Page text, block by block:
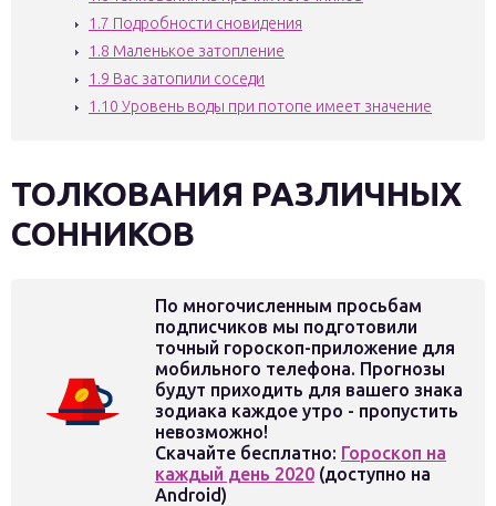
1.7 Подробности сновидения
1.8 Маленькое затопление
1.9 Вас затопили соседи
1.10 Уровень воды при потопе имеет значение
ТОЛКОВАНИЯ РАЗЛИЧНЫХ
СОННИКОВ
По многочисленным просьбам
подписчиков мы подготовили
точный гороскоп-приложение для
мобильного телефона. Прогнозы
будут приходить для вашего знака
зодиака каждое утро - пропустить
невозможно!
Скачайте бесплатно: Гороскоп на
каждый день 2020 (доступно на
Android)